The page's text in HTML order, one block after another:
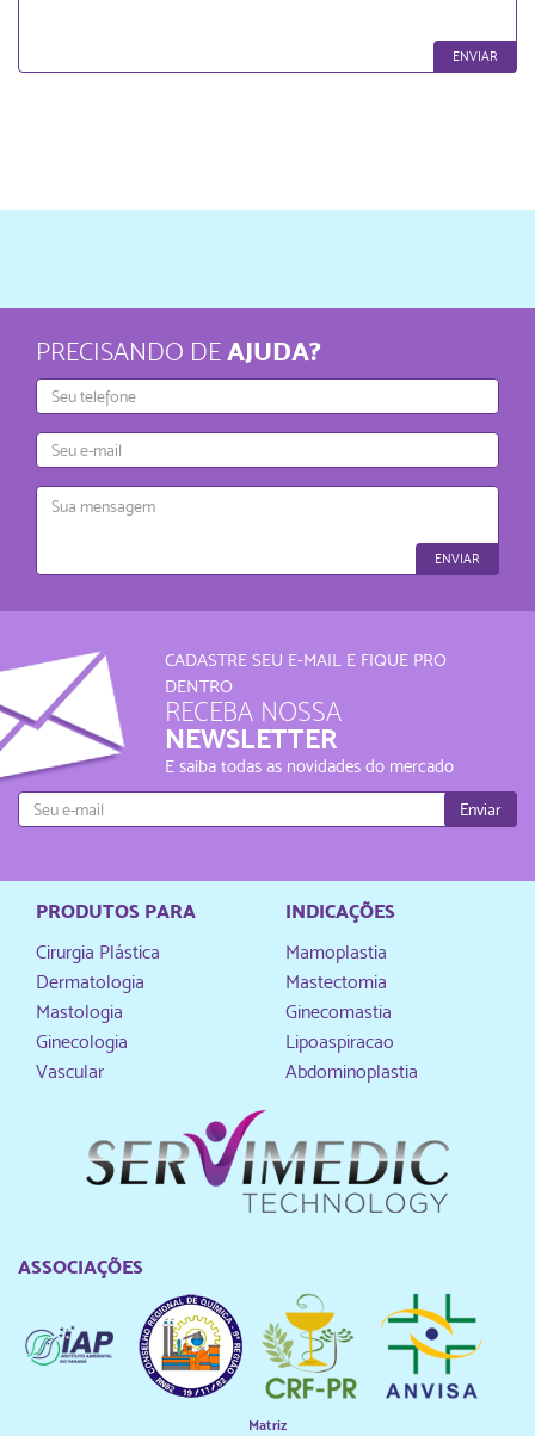
ENVIAR
PRECISANDO DE AJUDA?
Telefone
mail
Mensagem
ENVIAR
CADASTRE SEU E-MAIL E FIQUE PRO
DENTRO
RECEBA NOSSA
NEWSLETTER
E saiba todas as novidades do mercado
Enviar
PRODUTOS PARA
Cirurgia Plástica
Dermatologia
Mastologia
Ginecologia
Vascular
INDICAÇÕES
Mamoplastia
Mastectomia
Ginecomastia
Lipoaspiracao
Abdominoplastia
ASSOCIAÇÕES
Matriz